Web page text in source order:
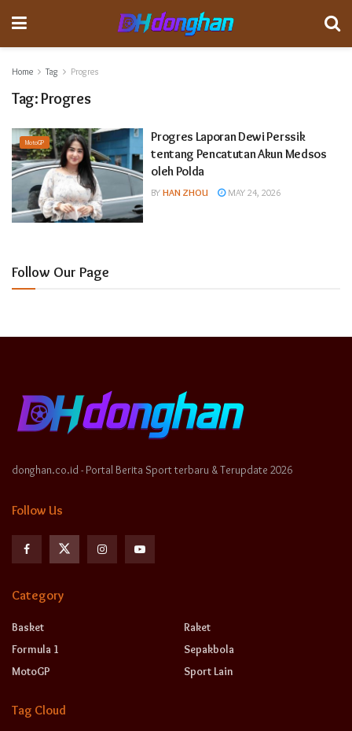
Home Tag Progres
Tag:Progres
MotoGP
Progres Laporan Dewi Perssik
tentang Pencatutan Akun Medsos
oleh Polda
BY HAN ZHOU MAY 24, 2026
Follow Our Page
donghan.co.id - Portal Berita Sport terbaru & Terupdate 2026
Follow Us
Category
Basket
Formula 1
MotoGP
Raket
Sepakbola
Sport Lain
Tag Cloud